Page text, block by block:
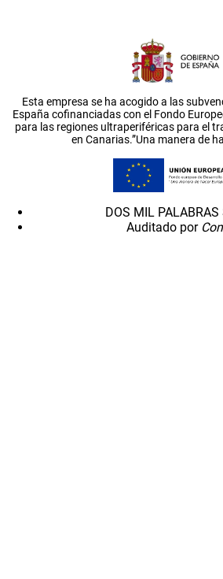
Esta empresa se ha acogido a las
España cofinanciadas con el Fondo
para las regiones ultraperiféricas para el
en Canarias.”Una manera de
DOS MIL
Auditado por